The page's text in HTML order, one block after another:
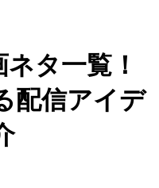
タ一覧！
配信アイデ